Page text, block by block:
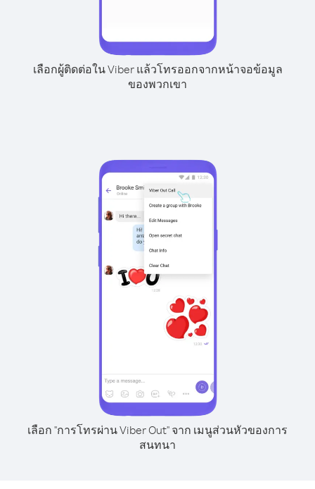
เลือกผู้ติดต่อใน Viber แล้วโทรออกจากหน้าจอข้อมูล
ของพวกเขา
เลือก "การโทรผ่าน Viber Out" จาก เมนูส่วนหัวของการ
สนทนา